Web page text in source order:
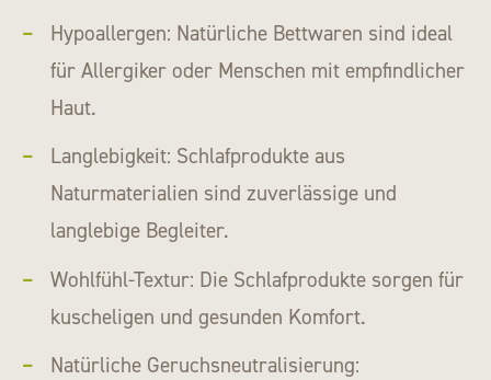
Hypoallergen: Natürliche Bettwaren sind ideal
für Allergiker oder Menschen mit empfindlicher
Haut.
Langlebigkeit: Schlafprodukte aus
Naturmaterialien sind zuverlässige und
langlebige Begleiter.
Wohlfühl-Textur: Die Schlafprodukte sorgen für
kuscheligen und gesunden Komfort.
Natürliche Geruchsneutralisierung: